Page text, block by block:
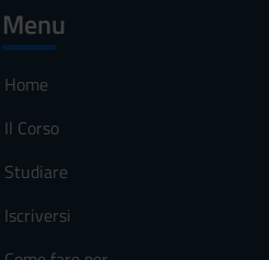
Menu
Home
Il Corso
Studiare
Iscriversi